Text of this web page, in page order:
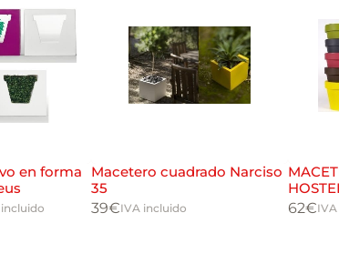
en forma
Macetero cuadrado Narciso
35
39€IVA incluido
62€